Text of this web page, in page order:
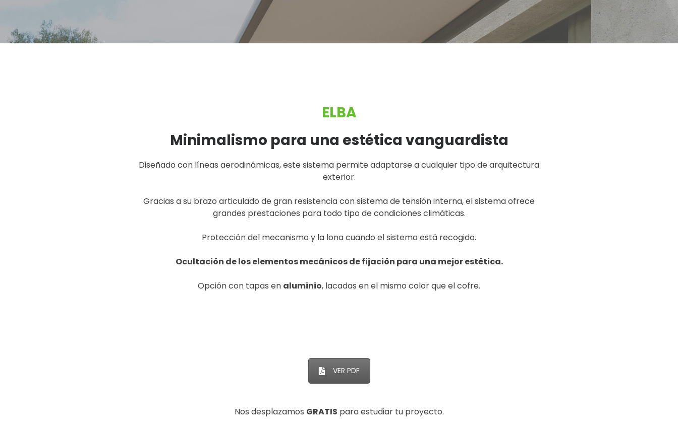
ELBA
Minimalismo para una estética vanguardista
Diseñado con líneas aerodinámicas, este sistema permite adaptarse a cualquier tipo de arquitectura
exterior.
Gracias a su brazo articulado de gran resistencia con sistema de tensión interna, el sistema ofrece
grandes prestaciones para todo tipo de condiciones climáticas.
Protección del mecanismo y la lona cuando el sistema está recogido.
Ocultación de los elementos mecánicos de fijación para una mejor estética.
Opción con tapas en aluminio, lacadas en el mismo color que el cofre.
VER PDF
Nos desplazamos GRATIS para estudiar tu proyecto.